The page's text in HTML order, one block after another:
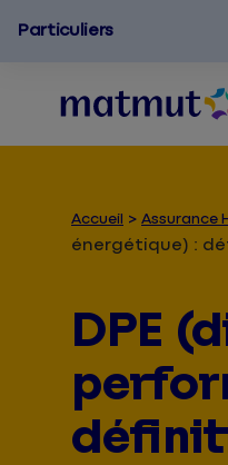
Particuliers
Accueil Assurance
énergétique) :
DPE